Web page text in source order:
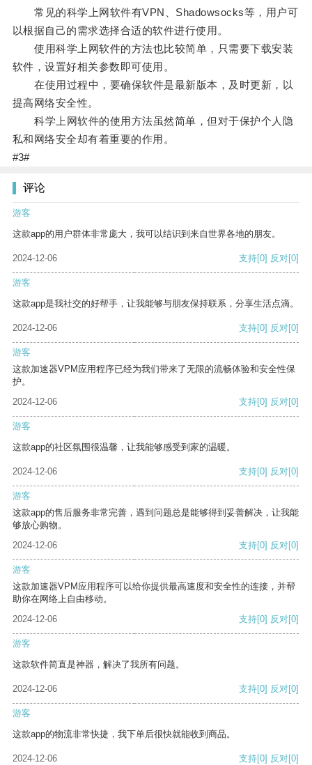
常见的科学上网软件有VPN、Shadowsocks等，用户可
以根据自己的需求选择合适的软件进行使用。
使用科学上网软件的方法也比较简单，只需要下载安装
软件，设置好相关参数即可使用。
在使用过程中，要确保软件是最新版本，及时更新，以
提高网络安全性。
科学上网软件的使用方法虽然简单，但对于保护个人隐
私和网络安全却有着重要的作用。
#3#
评论
游客
这款app的用户群体非常庞大，我可以结识到来自世界各地的朋友。
2024-12-06 支持[0] 反对[0]
游客
这款app是我社交的好帮手，让我能够与朋友保持联系，分享生活点滴。
2024-12-06 支持[0] 反对[0]
游客
这款加速器VPM应用程序已经为我们带来了无限的流畅体验和安全性保
护。
2024-12-06
支持[0] 反对[0]
游客
这款app的社区氛围很温馨，让我能够感受到家的温暖。
2024-12-06 支持[0] 反对[0]
游客
这款app的售后服务非常完善，遇到问题总是能够得到妥善解决，让我能
够放心购物。
2024-12-06
支持[0] 反对[0]
游客
这款加速器VPM应用程序可以给你提供最高速度和安全性的连接，并帮
助你在网络上自由移动。
2024-12-06
支持[0] 反对[0]
游客
这款软件简直是神器，解决了我所有问题。
2024-12-06 支持[0] 反对[0]
游客
这款app的物流非常快捷，我下单后很快就能收到商品。
2024-12-06 支持[0] 反对[0]